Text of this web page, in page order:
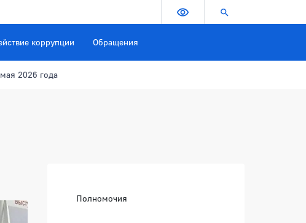
Версия для слабовидящих
коррупции Обращения
2026 года
27 мая 2026 года
Полномочия